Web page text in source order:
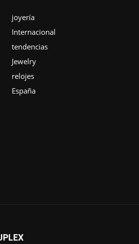
joyería
Internacional
tendencias
Jewelry
relojes
España